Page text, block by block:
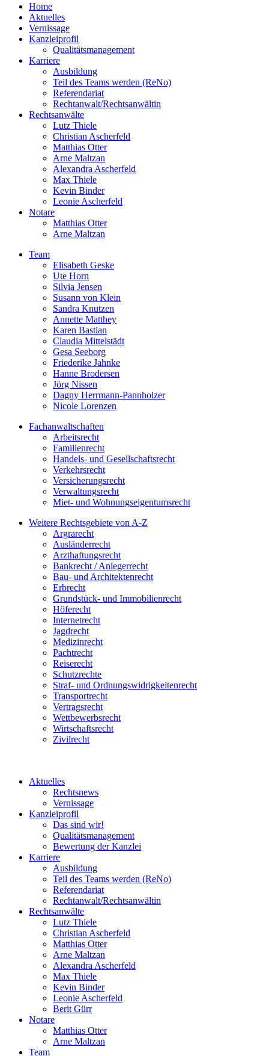
Home
Aktuelles
Vernissage
Kanzleiprofil
Qualitätsmanagement
Karriere
Ausbildung
Teil des Teams werden (ReNo)
Referendariat
Rechtanwalt/Rechtsanwältin
Rechtsanwälte
Lutz Thiele
Christian Ascherfeld
Matthias Otter
Arne Maltzan
Alexandra Ascherfeld
Max Thiele
Kevin Binder
Leonie Ascherfeld
Notare
Matthias Otter
Arne Maltzan
Team
Elisabeth Geske
Ute Horn
Silvia Jensen
Susann von Klein
Sandra Knutzen
Annette Matthey
Karen Bastian
Claudia Mittelstädt
Gesa Seeborg
Friederike Jahnke
Hanne Brodersen
Jörg Nissen
Dagny Herrmann-Pannholzer
Nicole Lorenzen
Fachanwaltschaften
Arbeitsrecht
Familienrecht
Handels- und Gesellschaftsrecht
Verkehrsrecht
Versicherungsrecht
Verwaltungsrecht
Miet- und Wohnungseigentumsrecht
Weitere Rechtsgebiete von A-Z
Argrarecht
Ausländerrecht
Arzthaftungsrecht
Bankrecht / Anlegerrecht
Bau- und Architektenrecht
Erbrecht
Grundstück- und Immobilienrecht
Höferecht
Internetrecht
Jagdrecht
Medizinrecht
Pachtrecht
Reiserecht
Schutzrechte
Straf- und Ordnungswidrigkeitenrecht
Transportrecht
Vertragsrecht
Wettbewerbsrecht
Wirtschaftsrecht
Zivilrecht
Aktuelles
Rechtsnews
Vernissage
Kanzleiprofil
Das sind wir!
Qualitätsmanagement
Bewertung der Kanzlei
Karriere
Ausbildung
Teil des Teams werden (ReNo)
Referendariat
Rechtanwalt/Rechtsanwältin
Rechtsanwälte
Lutz Thiele
Christian Ascherfeld
Matthias Otter
Arne Maltzan
Alexandra Ascherfeld
Max Thiele
Kevin Binder
Leonie Ascherfeld
Berit Gürr
Notare
Matthias Otter
Arne Maltzan
Team